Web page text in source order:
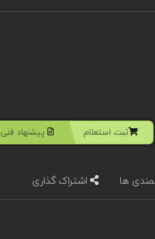
ثبت استعلام پیشنهاد فنی
ها اشتراک گذاری